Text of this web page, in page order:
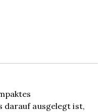
darauf ausgelegt ist,